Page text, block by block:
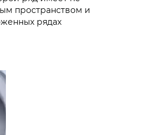
пространством и
рядах